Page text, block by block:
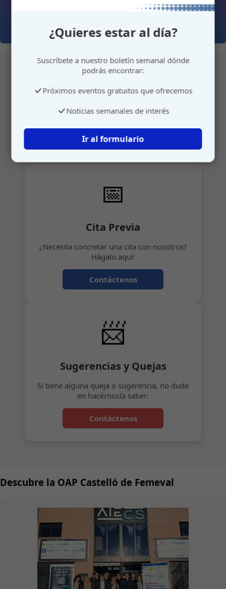
Atención personalizada
manera rápida y sencilla.
📅
Cita Previa
¿Necesita concretar una cita con nosotros?
Hágalo aquí:
Contáctenos
📨
Sugerencias y Quejas
Si tiene alguna queja o sugerencia, no dude
en hacérnosla saber:
Contáctenos
Descubre la OAP Castelló de Femeval
¿Quieres estar al día?
Suscríbete a nuestro boletín semanal dónde
podrás encontrar:
Próximos eventos gratuitos que ofrecemos
Noticias semanales de interés
Ir al formulario